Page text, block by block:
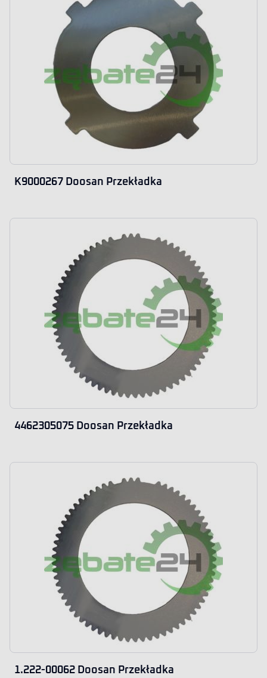
K9000267 Doosan Przekładka
4462305075 Doosan Przekładka
1.222-00062 Doosan Przekładka